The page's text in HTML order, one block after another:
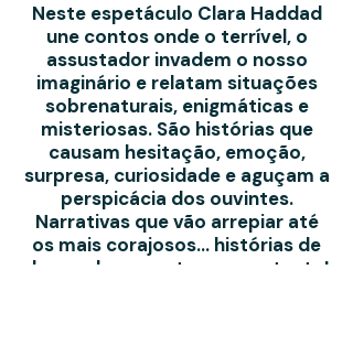
Neste espetáculo Clara Haddad
une contos onde o terrível, o
assustador invadem o nosso
imaginário e relatam situações
sobrenaturais, enigmáticas e
misteriosas. São histórias que
causam hesitação, emoção,
surpresa, curiosidade e aguçam a
perspicácia dos ouvintes.
Narrativas que vão arrepiar até
os mais corajosos… histórias de
dar medo ao susto ou nem tanto!